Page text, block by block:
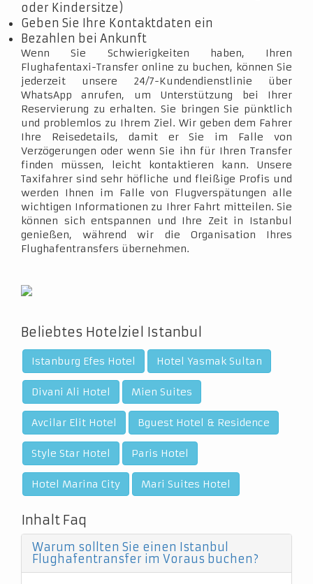
oder Kindersitze)
Geben Sie Ihre Kontaktdaten ein
Bezahlen bei Ankunft
Wenn Sie Schwierigkeiten haben, Ihren
Flughafentaxi-Transfer online zu buchen, können Sie
jederzeit unsere 24/7-Kundendienstlinie über
WhatsApp anrufen, um Unterstützung bei Ihrer
Reservierung zu erhalten. Sie bringen Sie pünktlich
und problemlos zu Ihrem Ziel. Wir geben dem Fahrer
Ihre Reisedetails, damit er Sie im Falle von
Verzögerungen oder wenn Sie ihn für Ihren Transfer
finden müssen, leicht kontaktieren kann. Unsere
Taxifahrer sind sehr höfliche und fleißige Profis und
werden Ihnen im Falle von Flugverspätungen alle
wichtigen Informationen zu Ihrer Fahrt mitteilen. Sie
können sich entspannen und Ihre Zeit in Istanbul
genießen, während wir die Organisation Ihres
Flughafentransfers übernehmen.
Beliebtes Hotelziel Istanbul
Istanburg Efes Hotel Hotel Yasmak Sultan
Divani Ali Hotel Mien Suites
Avcilar Elit Hotel Bguest Hotel & Residence
Style Star Hotel Paris Hotel
Hotel Marina City Mari Suites Hotel
Inhalt Faq
Warum sollten Sie einen Istanbul
Flughafentransfer im Voraus buchen?